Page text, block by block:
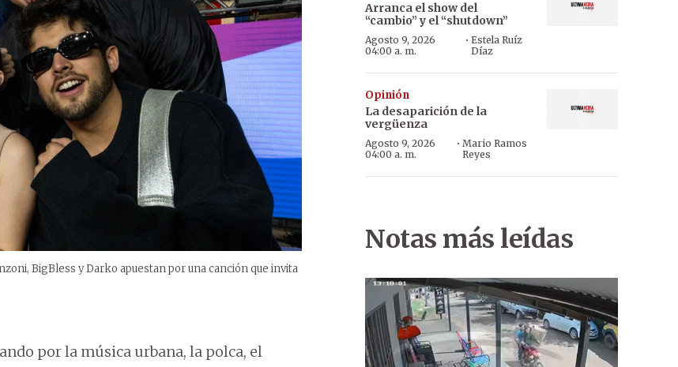
BigBless y Darko apuestan por una canción que invita
por la música urbana, la polca, el
Arranca el show del
“cambio” y el “shutdown”
Agosto 9, 2026
04:00 a. m.
·Estela Ruíz
Díaz
Opinión
La desaparición de la
vergüenza
Agosto 9, 2026
04:00 a. m.
· Mario Ramos
Reyes
Notas más leídas